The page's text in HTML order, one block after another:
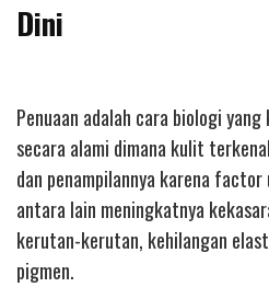
Dini
Penuaan adalah cara biologi
secara alami dimana kulit
dan penampilannya karena factor
antara lain meningkatnya
kerutan-kerutan, kehilangan
pigmen.